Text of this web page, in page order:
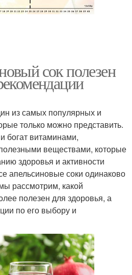
сок полезен
из самых популярных и
только можно представить.
богат витаминами,
веществами, которые
здоровья и активности
апельсиновые соки одинаково
рассмотрим, какой
полезен для здоровья, а
по его выбору и